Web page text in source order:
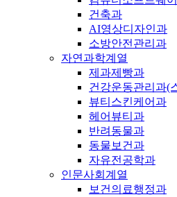
건축과
AI영상디자인과
소방안전관리과
자연과학계열
제과제빵과
건강운동관리과(
뷰티스킨케어과
헤어뷰티과
반려동물과
동물보건과
자유전공학과
인문사회계열
보건의료행정과